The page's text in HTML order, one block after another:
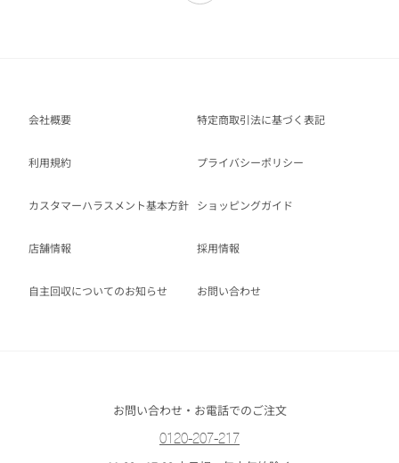
お問い合わせ・お電話でのご注文
0120-207-217
会社概要 特定商取引法に基づく表記
利用規約 プライバシーポリシー
カスタマーハラスメント基本方針 ショッピングガイド
店舗情報 採用情報
自主回収についてのお知らせ お問い合わせ